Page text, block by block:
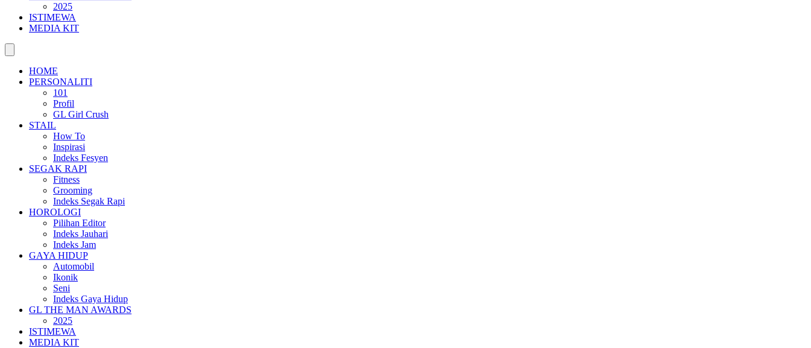
2025
ISTIMEWA
MEDIA KIT
HOME
PERSONALITI
101
Profil
GL Girl Crush
STAIL
How To
Inspirasi
Indeks Fesyen
SEGAK RAPI
Fitness
Grooming
Indeks Segak Rapi
HOROLOGI
Pilihan Editor
Indeks Jauhari
Indeks Jam
GAYA HIDUP
Automobil
Ikonik
Seni
Indeks Gaya Hidup
GL THE MAN AWARDS
2025
ISTIMEWA
MEDIA KIT